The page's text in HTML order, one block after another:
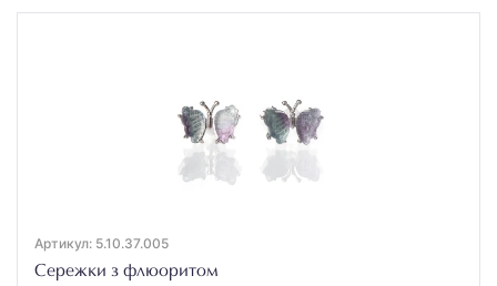
Артикул: 5.10.37.005
Сережки з флюоритом